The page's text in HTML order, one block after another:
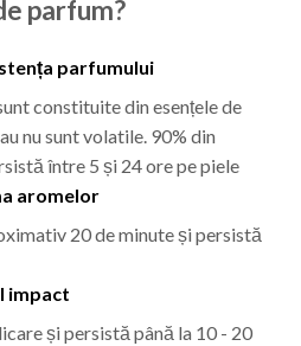
parfum?
parfumului
constituite din esențele de
nu sunt volatile. 90% din
între 5 și 24 ore pe piele
aromelor
20 de minute și persistă
impact
și persistă până la 10 - 20